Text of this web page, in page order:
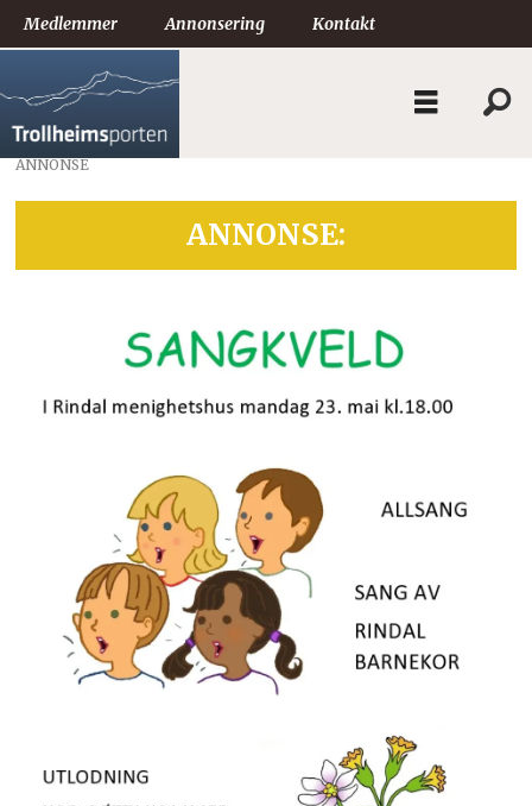
Medlemmer Annonsering Kontakt
ANNONSE
ANNONSE: